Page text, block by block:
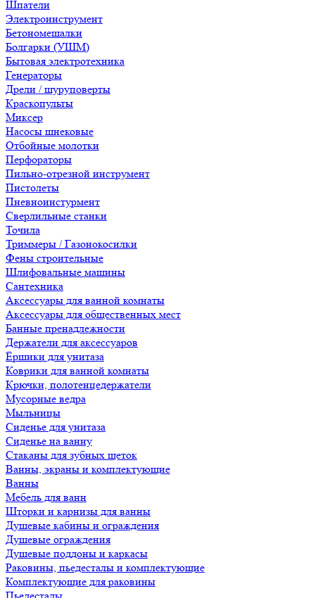
Шпатели
Электроинструмент
Бетономешалки
Болгарки (УШМ)
Бытовая электротехника
Генераторы
Дрели / шуруповерты
Краскопульты
Миксер
Насосы шнековые
Отбойные молотки
Перфораторы
Пильно-отрезной инструмент
Пистолеты
Пневноинстурмент
Сверлильные станки
Точила
Триммеры / Газонокосилки
Фены строительные
Шлифовальные машины
Сантехника
Аксессуары для ванной комнаты
Аксессуары для общественных мест
Банные пренадлежности
Держатели для аксессуаров
Ёршики для унитаза
Коврики для ванной комнаты
Крючки, полотенцедержатели
Мусорные ведра
Мыльницы
Сиденье для унитаза
Сиденье на ванну
Стаканы для зубных щеток
Ванны, экраны и комплектующие
Ванны
Мебель для ванн
Шторки и карнизы для ванны
Душевые кабины и ограждения
Душевые ограждения
Душевые поддоны и каркасы
Раковины, пьедесталы и комплектующие
Комплектующие для раковины